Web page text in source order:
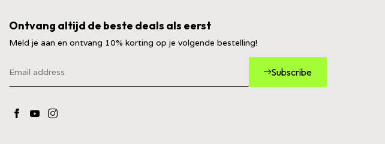
Ontvang altijd de beste deals als eerst
Meld je aan en ontvang 10% korting op je volgende bestelling!
Subscribe